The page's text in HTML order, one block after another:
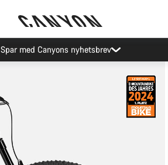
Spar med Canyons nyhetsbrev